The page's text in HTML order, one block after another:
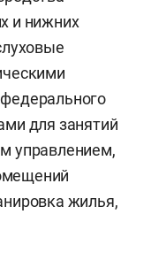
и нижних
для занятий
управлением,
жилья,